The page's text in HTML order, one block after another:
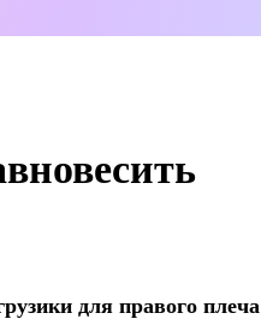
для правого плеча